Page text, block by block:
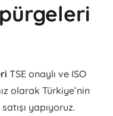
TSE onaylı ve ISO
olarak Türkiye’nin
yapıyoruz.